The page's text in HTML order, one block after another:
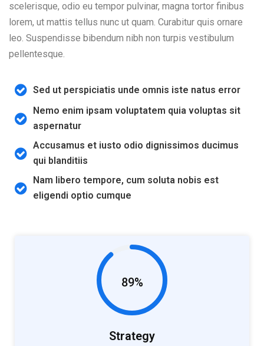
scelerisque, odio eu tempor pulvinar, magna tortor finibus
lorem, ut mattis tellus nunc ut quam. Curabitur quis ornare
leo. Suspendisse bibendum nibh non turpis vestibulum
pellentesque.
Sed ut perspiciatis unde omnis iste natus error
Nemo enim ipsam voluptatem quia voluptas sit
aspernatur
Accusamus et iusto odio dignissimos ducimus
qui blanditiis
Nam libero tempore, cum soluta nobis est
eligendi optio cumque
89%
Strategy